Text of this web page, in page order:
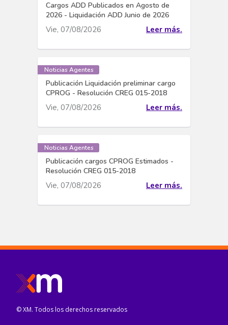
Cargos ADD Publicados en Agosto de
2026 - Liquidación ADD Junio de 2026
Vie, 07/08/2026 Leer más.
Noticias Agentes
Publicación Liquidación preliminar cargo
CPROG - Resolución CREG 015-2018
Vie, 07/08/2026 Leer más.
Noticias Agentes
Publicación cargos CPROG Estimados -
Resolución CREG 015-2018
Vie, 07/08/2026 Leer más.
© XM. Todos los derechos reservados